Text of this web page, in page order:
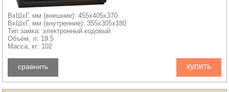
ВхШхГ, мм (внешние): 455x405x370
ВхШхГ, мм (внутренние): 355x305x180
Тип замка: электронный кодовый
Объем, л: 19.5
Масса, кг: 102
купить
сравнить